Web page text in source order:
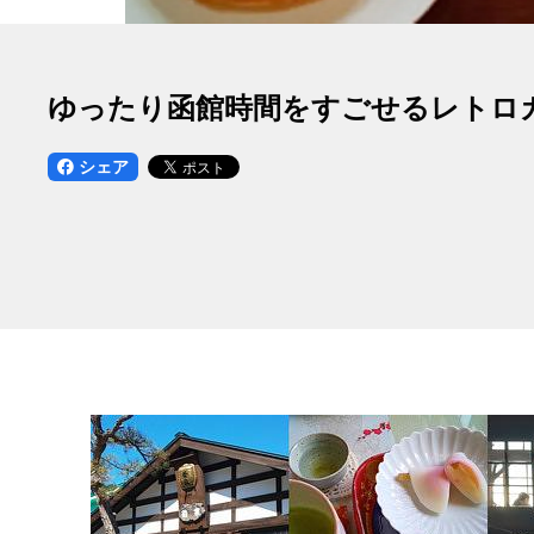
ゆったり函館時間をすごせるレトロ
シェア